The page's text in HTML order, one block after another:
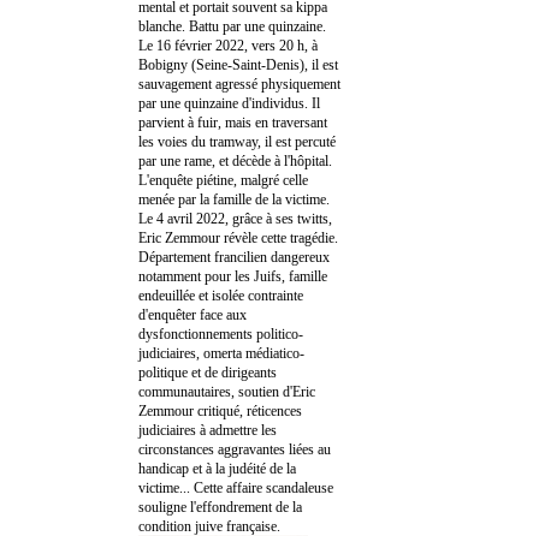
mental et portait souvent sa kippa
blanche. Battu par une quinzaine.
Le 16 février 2022, vers 20 h, à
Bobigny (Seine-Saint-Denis), il est
sauvagement agressé physiquement
par une quinzaine d'individus. Il
parvient à fuir, mais en traversant
les voies du tramway, il est percuté
par une rame, et décède à l'hôpital.
L'enquête piétine, malgré celle
menée par la famille de la victime.
Le 4 avril 2022, grâce à ses twitts,
Eric Zemmour révèle cette tragédie.
Département francilien dangereux
notamment pour les Juifs, famille
endeuillée et isolée contrainte
d'enquêter face aux
dysfonctionnements politico-
judiciaires, omerta médiatico-
politique et de dirigeants
communautaires, soutien d'Eric
Zemmour critiqué, réticences
judiciaires à admettre les
circonstances aggravantes liées au
handicap et à la judéité de la
victime... Cette affaire scandaleuse
souligne l'effondrement de la
condition juive française.